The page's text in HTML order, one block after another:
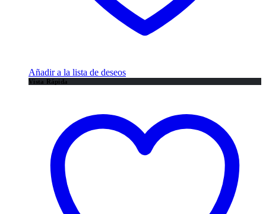
Añadir a la lista de deseos
Vista Rápida